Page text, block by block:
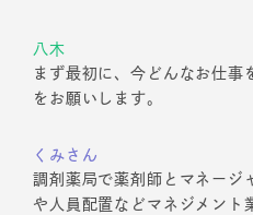
八木
まず最初に、今どんなお仕事
をお願いします。
くみさん
調剤薬局で薬剤師とマネージ
や人員配置などマネジメント